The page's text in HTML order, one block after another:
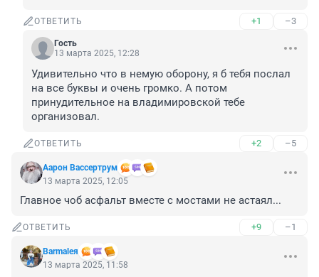
ОТВЕТИТЬ +1 –3
Гость
13 марта 2025, 12:28
Удивительно что в немую оборону, я б тебя послал
на все буквы и очень громко. А потом
принудительное на владимировской тебе
организовал.
ОТВЕТИТЬ +2 –5
Аарон Вассертрум
13 марта 2025, 12:05
Главное чоб асфальт вместе с мостами не астаял...
ОТВЕТИТЬ +9 –1
Barmaleя
13 марта 2025, 11:58